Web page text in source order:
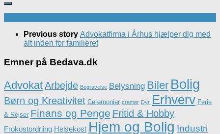
Previous story Advokatfirma i Århus hjælper dig med
alt inden for familieret
Emner på Bedava.dk
AdvokatArbejde Begravelse Belysning Biler Bolig
Børn og Kreativitet Ceremonier cremer Dyr Erhverv Ferie
& Rejser Finans og Penge Fritid & Hobby
Frokostordning Helsekost Hjem og Bolig Industri